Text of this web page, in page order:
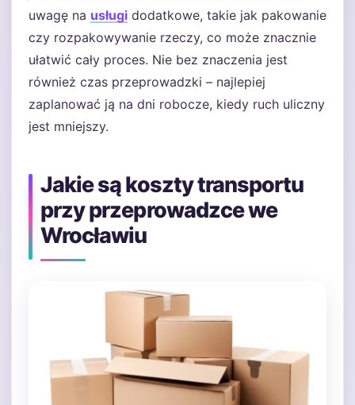
uwagę na usługi dodatkowe, takie jak pakowanie
czy rozpakowywanie rzeczy, co może znacznie
ułatwić cały proces. Nie bez znaczenia jest
również czas przeprowadzki – najlepiej
zaplanować ją na dni robocze, kiedy ruch uliczny
jest mniejszy.
Jakie są koszty transportu
przy przeprowadzce we
Wrocławiu